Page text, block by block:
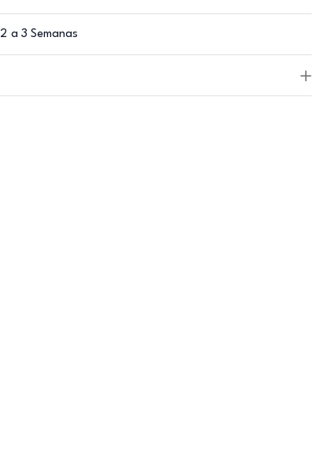
2 a 3 Semanas